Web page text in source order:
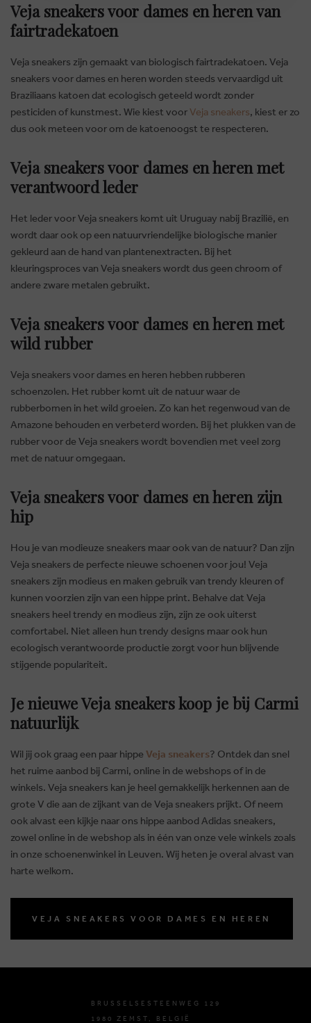
Veja sneakers voor dames en heren van
fairtradekatoen
Veja sneakers zijn gemaakt van biologisch fairtradekatoen. Veja
sneakers voor dames en heren worden steeds vervaardigd uit
Braziliaans katoen dat ecologisch geteeld wordt zonder
pesticiden of kunstmest. Wie kiest voorVeja sneakers, kiest er zo
dus ook meteen voor om de katoenoogst te respecteren.
Veja sneakers voor dames en heren met
verantwoord leder
Het leder voor Veja sneakers komt uit Uruguay nabij Brazilië, en
wordt daar ook op een natuurvriendelijke biologische manier
gekleurd aan de hand van plantenextracten. Bij het
kleuringsproces van Veja sneakers wordt dus geen chroom of
andere zware metalen gebruikt.
Veja sneakers voor dames en heren met
wild rubber
Veja sneakers voor dames en heren hebben rubberen
schoenzolen. Het rubber komt uit de natuur waar de
rubberbomen in het wild groeien. Zo kan het regenwoud van de
Amazone behouden en verbeterd worden. Bij het plukken van de
rubber voor de Veja sneakers wordt bovendien met veel zorg
met de natuur omgegaan.
Veja sneakers voor dames en heren zijn
hip
Hou je van modieuze sneakers maar ook van de natuur? Dan zijn
Veja sneakers de perfecte nieuwe schoenen voor jou! Veja
sneakers zijn modieus en maken gebruik van trendy kleuren of
kunnen voorzien zijn van een hippe print. Behalve dat Veja
sneakers heel trendy en modieus zijn, zijn ze ook uiterst
comfortabel. Niet alleen hun trendy designs maar ook hun
ecologisch verantwoorde productie zorgt voor hun blijvende
stijgende populariteit.
Je nieuwe Veja sneakers koop je bij Carmi
natuurlijk
Wil jij ook graag een paar hippe Veja sneakers? Ontdek dan snel
het ruime aanbod bij Carmi, online in de webshops of in de
winkels. Veja sneakers kan je heel gemakkelijk herkennen aan de
grote V die aan de zijkant van de Veja sneakers prijkt. Of neem
ook alvast een kijkje naar ons hippe aanbod Adidas sneakers,
zowel online in de webshop als in één van onze vele winkels zoals
in onze schoenenwinkel in Leuven. Wij heten je overal alvast van
harte welkom.
VEJA SNEAKERS VOOR DAMES EN HEREN
BRUSSELSESTEENWEG 129
1980 ZEMST, BELGIË